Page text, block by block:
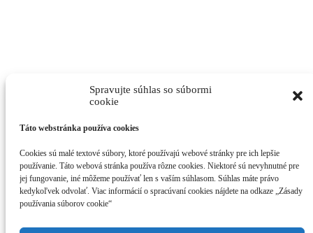
Spravujte súhlas so súbormi
cookie
Táto webstránka používa cookies
Cookies sú malé textové súbory, ktoré používajú webové stránky pre ich lepšie
používanie. Táto webová stránka používa rôzne cookies. Niektoré sú nevyhnutné pre
jej fungovanie, iné môžeme používať len s vaším súhlasom. Súhlas máte právo
kedykoľvek odvolať. Viac informácií o spracúvaní cookies nájdete na odkaze „Zásady
používania súborov cookie“